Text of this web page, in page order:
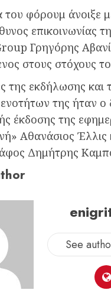
του φόρουμ άνοιξε
επικοινωνίας
Γρηγόρης
στους στόχους
της εκδήλωσης και
της ήταν ο
έκδοσης της
Αθανάσιος Έλλις
Δημήτρης
See